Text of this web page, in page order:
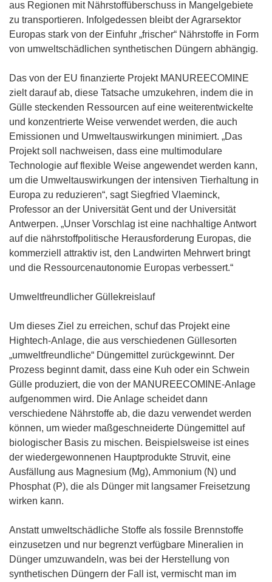
aus Regionen mit Nährstoffüberschuss in Mangelgebiete
zu transportieren. Infolgedessen bleibt der Agrarsektor
Europas stark von der Einfuhr „frischer“ Nährstoffe in Form
von umweltschädlichen synthetischen Düngern abhängig.
Das von der EU finanzierte Projekt MANUREECOMINE
zielt darauf ab, diese Tatsache umzukehren, indem die in
Gülle steckenden Ressourcen auf eine weiterentwickelte
und konzentrierte Weise verwendet werden, die auch
Emissionen und Umweltauswirkungen minimiert. „Das
Projekt soll nachweisen, dass eine multimodulare
Technologie auf flexible Weise angewendet werden kann,
um die Umweltauswirkungen der intensiven Tierhaltung in
Europa zu reduzieren“, sagt Siegfried Vlaeminck,
Professor an der Universität Gent und der Universität
Antwerpen. „Unser Vorschlag ist eine nachhaltige Antwort
auf die nährstoffpolitische Herausforderung Europas, die
kommerziell attraktiv ist, den Landwirten Mehrwert bringt
und die Ressourcenautonomie Europas verbessert.“
Umweltfreundlicher Güllekreislauf
Um dieses Ziel zu erreichen, schuf das Projekt eine
Hightech-Anlage, die aus verschiedenen Güllesorten
„umweltfreundliche“ Düngemittel zurückgewinnt. Der
Prozess beginnt damit, dass eine Kuh oder ein Schwein
Gülle produziert, die von der MANUREECOMINE-Anlage
aufgenommen wird. Die Anlage scheidet dann
verschiedene Nährstoffe ab, die dazu verwendet werden
können, um wieder maßgeschneiderte Düngemittel auf
biologischer Basis zu mischen. Beispielsweise ist eines
der wiedergewonnenen Hauptprodukte Struvit, eine
Ausfällung aus Magnesium (Mg), Ammonium (N) und
Phosphat (P), die als Dünger mit langsamer Freisetzung
wirken kann.
Anstatt umweltschädliche Stoffe als fossile Brennstoffe
einzusetzen und nur begrenzt verfügbare Mineralien in
Dünger umzuwandeln, was bei der Herstellung von
synthetischen Düngern der Fall ist, vermischt man im